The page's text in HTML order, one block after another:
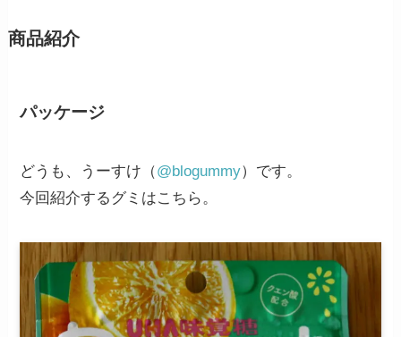
商品紹介
パッケージ
どうも、うーすけ（@blogummy）です。
今回紹介するグミはこちら。